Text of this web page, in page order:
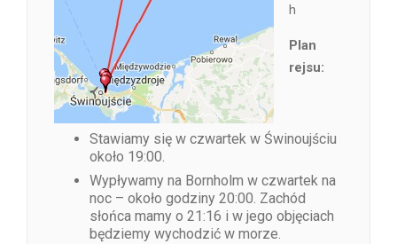
h
Plan
rejsu:
Stawiamy się w czwartek w Świnoujściu
około 19:00.
Wypływamy na Bornholm w czwartek na
noc – około godziny 20:00. Zachód
słońca mamy o 21:16 i w jego objęciach
będziemy wychodzić w morze.